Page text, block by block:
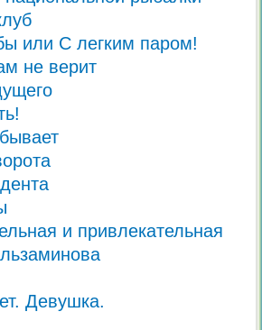
или С легким паром!
не верит
и привлекательная
Девушка.